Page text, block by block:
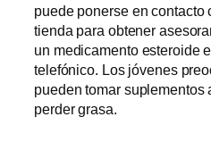
puede ponerse en contacto
tienda para obtener
un medicamento esteroide
telefónico. Los jóvenes
pueden tomar suplementos
perder grasa.